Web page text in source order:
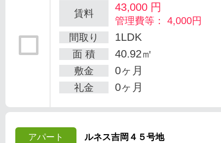
賃料 43,000 円
管理費等： 4,000円
間取り
1LDK
面 積 40.92㎡
敷金 0ヶ月
礼金 0ヶ月
アパート ルネス吉岡４５号地